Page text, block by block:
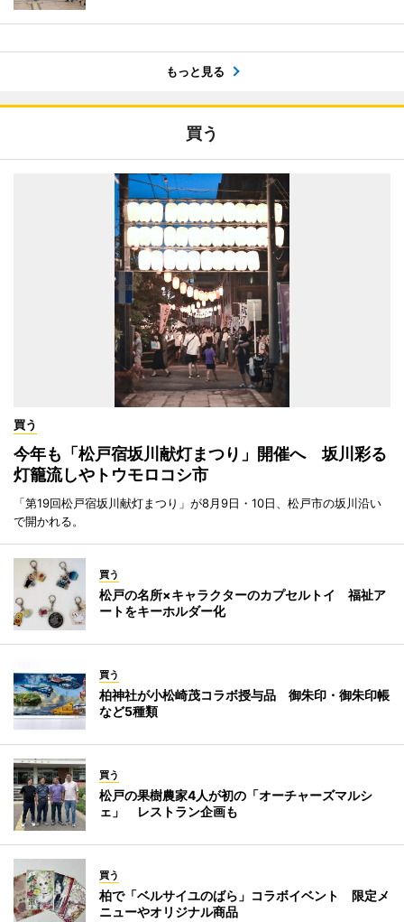
もっと見る
買う
買う
今年も「松戸宿坂川献灯まつり」開催へ 坂川彩る
灯籠流しやトウモロコシ市
「第19回松戸宿坂川献灯まつり」が8月9日・10日、松戸市の坂川沿い
で開かれる。
買う
松戸の名所×キャラクターのカプセルトイ 福祉ア
ートをキーホルダー化
買う
柏神社が小松崎茂コラボ授与品 御朱印・御朱印帳
など5種類
買う
松戸の果樹農家4人が初の「オーチャーズマルシ
ェ」 レストラン企画も
買う
柏で「ベルサイユのばら」コラボイベント 限定メ
ニューやオリジナル商品